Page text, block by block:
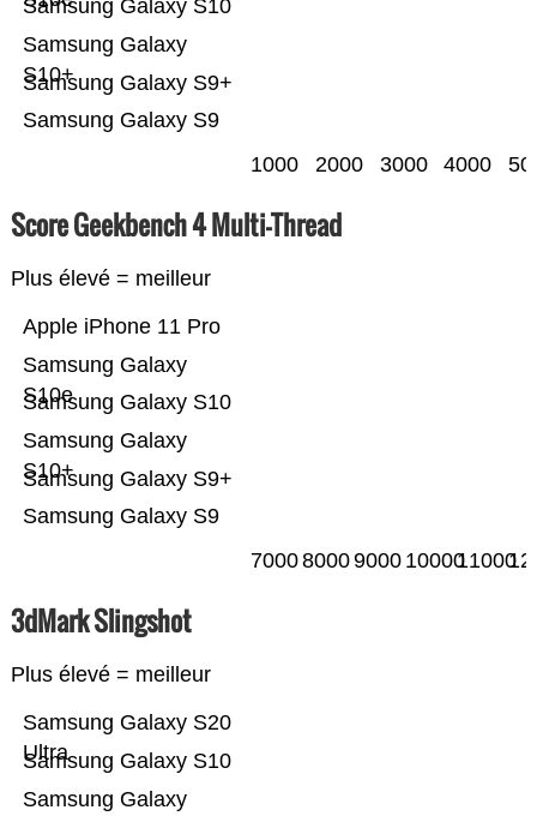
Samsung Galaxy S9
Samsung Galaxy S9+
Samsung Galaxy
S10+
Samsung Galaxy S10
1000 2000 3000 4000
Score Geekbench 4 Multi-Thread
Plus élevé = meilleur
Samsung Galaxy S9
Samsung Galaxy S9+
Samsung Galaxy
S10+
Samsung Galaxy S10
Samsung Galaxy
S10e
Apple iPhone 11 Pro
700080009000 1000011000
3dMark Slingshot
Plus élevé = meilleur
Samsung Galaxy
Samsung Galaxy S10
Samsung Galaxy S20
Ultra